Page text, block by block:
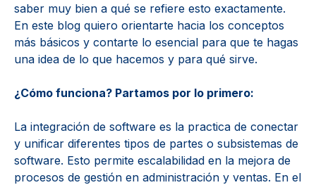
saber muy bien a qué se refiere esto exactamente.
En este blog quiero orientarte hacia los conceptos
más básicos y contarte lo esencial para que te hagas
una idea de lo que hacemos y para qué sirve.
¿Cómo funciona? Partamos por lo primero:
La integración de software es la practica de conectar
y unificar diferentes tipos de partes o subsistemas de
software. Esto permite escalabilidad en la mejora de
procesos de gestión en administración y ventas. En el